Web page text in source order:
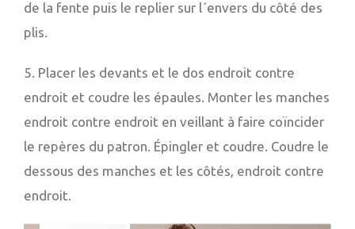
de la fente puis le replier sur l´envers du côté des
plis.
5. Placer les devants et le dos endroit contre
endroit et coudre les épaules. Monter les manches
endroit contre endroit en veillant à faire coïncider
le repères du patron. Épingler et coudre. Coudre le
dessous des manches et les côtés, endroit contre
endroit.